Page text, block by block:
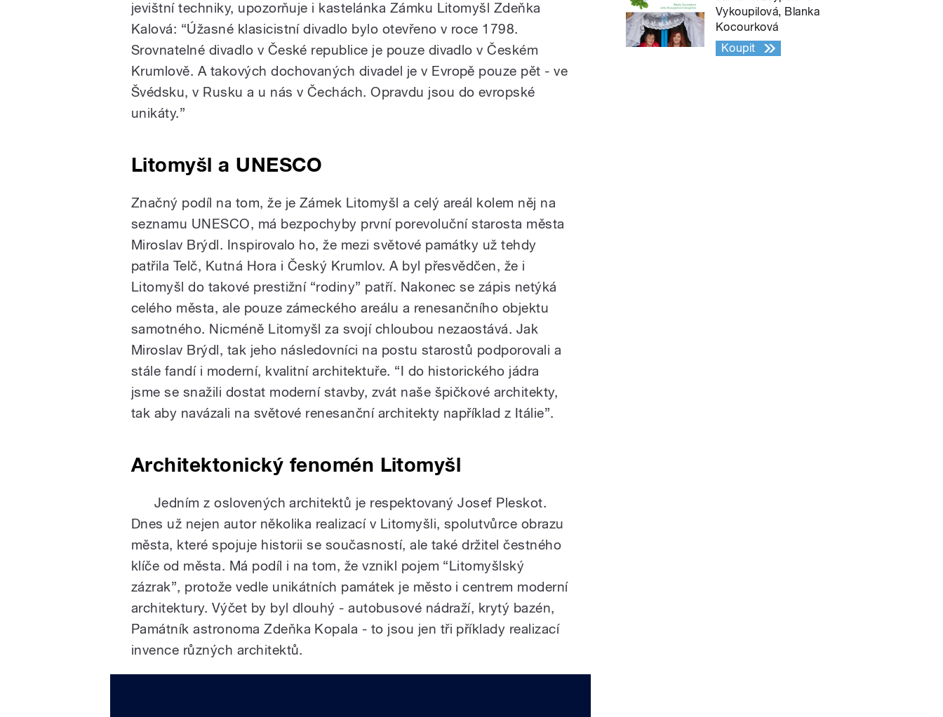
jevištní techniky, upozorňuje i kastelánka Zámku Litomyšl Zdeňka
Kalová: “Úžasné klasicistní divadlo bylo otevřeno v roce 1798.
Srovnatelné divadlo v České republice je pouze divadlo v Českém
Krumlově. A takových dochovaných divadel je v Evropě pouze pět - ve
Švédsku, v Rusku a u nás v Čechách. Opravdu jsou do evropské
unikáty.”
Litomyšl a UNESCO
Značný podíl na tom, že je Zámek Litomyšl a celý areál kolem něj na
seznamu UNESCO, má bezpochyby první porevoluční starosta města
Miroslav Brýdl. Inspirovalo ho, že mezi světové památky už tehdy
patřila Telč, Kutná Hora i Český Krumlov. A byl přesvědčen, že i
Litomyšl do takové prestižní “rodiny” patří. Nakonec se zápis netýká
celého města, ale pouze zámeckého areálu a renesančního objektu
samotného. Nicméně Litomyšl za svojí chloubou nezaostává. Jak
Miroslav Brýdl, tak jeho následovníci na postu starostů podporovali a
stále fandí i moderní, kvalitní architektuře. “I do historického jádra
jsme se snažili dostat moderní stavby, zvát naše špičkové architekty,
tak aby navázali na světové renesanční architekty například z Itálie”.
Architektonický fenomén Litomyšl
Jedním z oslovených architektů je respektovaný Josef Pleskot.
Dnes už nejen autor několika realizací v Litomyšli, spolutvůrce obrazu
města, které spojuje historii se současností, ale také držitel čestného
klíče od města. Má podíl i na tom, že vznikl pojem “Litomyšlský
zázrak”, protože vedle unikátních památek je město i centrem moderní
architektury. Výčet by byl dlouhý - autobusové nádraží, krytý bazén,
Památník astronoma Zdeňka Kopala - to jsou jen tři příklady realizací
invence různých architektů.
Vykoupilová, Blanka
Kocourková
Koupit